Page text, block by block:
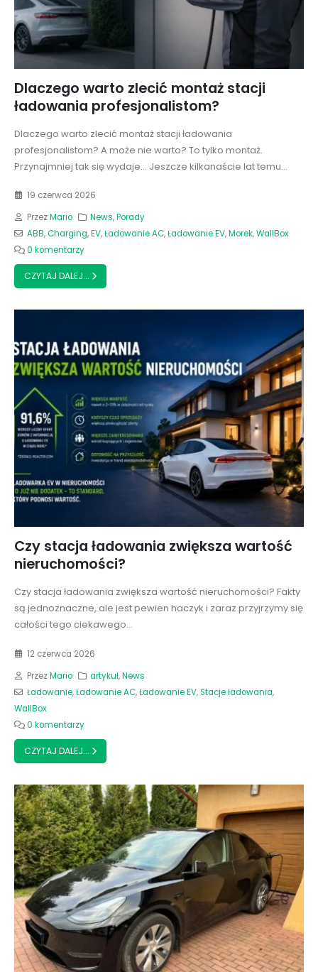
Dlaczego warto zlecić montaż stacji
ładowania profesjonalistom?
Dlaczego warto zlecić montaż stacji ładowania
profesjonalistom? A może nie warto? To tylko montaż.
Przynajmniej tak się wydaje... Jeszcze kilkanaście lat temu...
19 czerwca 2026
PrzezMario News,Porady
ABB,Charging,EV,Ładowanie AC,Ładowanie EV,Morek,WallBox
0 komentarzy
CZYTAJ DALEJ...
Czy stacja ładowania zwiększa wartość
nieruchomości?
Czy stacja ładowania zwiększa wartość nieruchomości? Fakty
są jednoznaczne, ale jest pewien haczyk i zaraz przyjrzymy się
całości tego ciekawego...
12 czerwca 2026
PrzezMario artykuł,News
Ładowanie,Ładowanie AC,Ładowanie EV,Stacje ładowania,
WallBox
0 komentarzy
CZYTAJ DALEJ...